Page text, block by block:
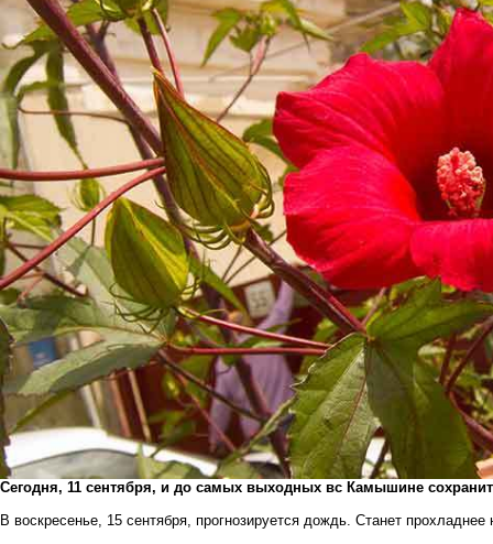
Сегодня, 11 сентября, и до самых выходных вс Камышине
В воскресенье, 15 сентября, прогнозируется дождь. Станет прохладнее